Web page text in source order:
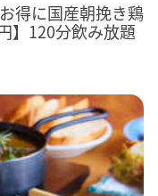
得に国産朝挽き鶏
】120分飲み放題